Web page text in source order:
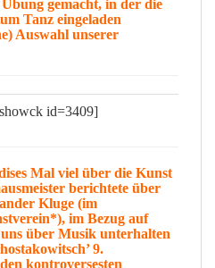
Übung gemacht, in der die
Tanz eingeladen
Auswahl unserer
id=3409]
Mal viel über die Kunst
berichtete über
Kluge (im
im Bezug auf
über Musik unterhalten
’ 9.
kontroversesten